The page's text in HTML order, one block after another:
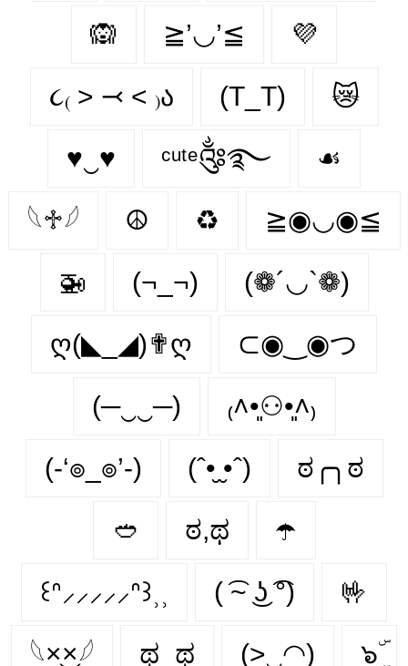
🙉 ≧’◡’≦ 💜
૮₍ ˃ ⤙ ˂ ₎ა (T_T) 😿
♥‿♥ ᶜᵘᵗᵉ༂࿐ ☙
𓆩♱𓆪 ☮ ♻ ≧◉◡◉≦
🚁 (¬_¬) (❁´◡`❁)
ღ(◣_◢)✟ღ ⊂◉‿◉つ
(─‿‿─) ₍˄•͈⚇•͈˄₎
(-‘๏_๏’-) (ˆ•̮ ̮•ˆ) ಠ╭╮ಠ
🥙 ಠ,ಥ ☂️
꒰ᐢ⸝⸝⸝⸝⸝ᐢ꒱⸒⸒ ( ͡~ ͜ʖ ͡°) 🤟
𓆩×͜×𓆪 ಥ_ಥ (>‿◠) ๖ۣۜ